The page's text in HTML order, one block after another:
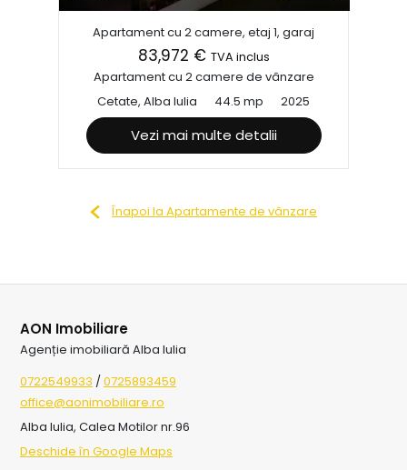
Apartament cu 2 camere, etaj 1, garaj
83,972 € TVA inclus
Apartament cu 2 camere de vânzare
Cetate, Alba Iulia
44.5 mp 2025
Vezi mai multe detalii
Înapoi la Apartamente de vânzare
AON Imobiliare
Agenție imobiliară Alba Iulia
0722549933 / 0725893459
office@aonimobiliare.ro
Alba Iulia, Calea Motilor nr.96
Deschide în Google Maps